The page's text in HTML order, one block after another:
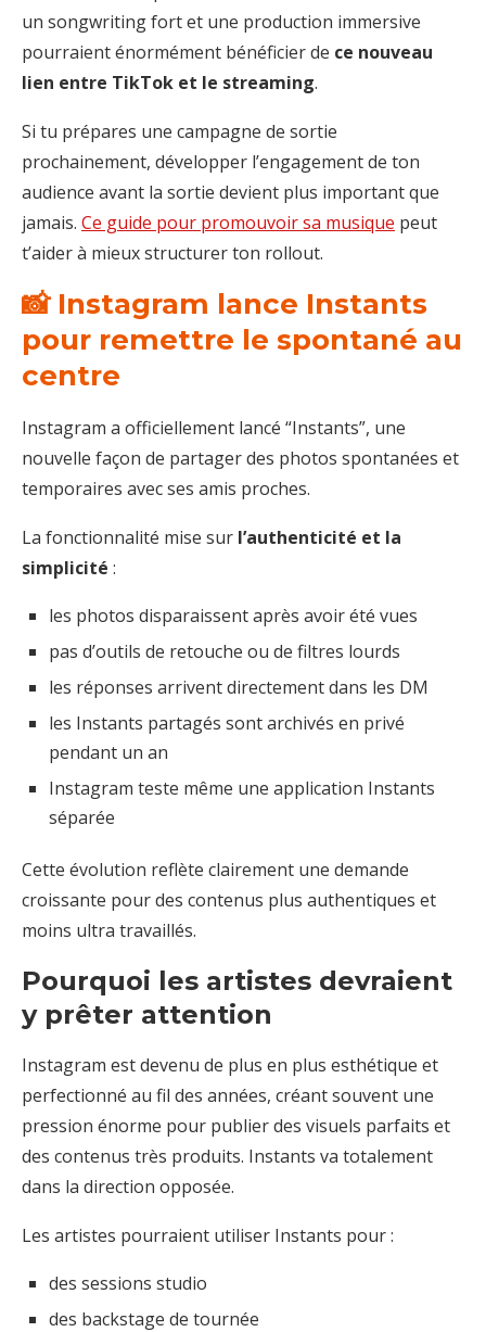
un songwriting fort et une production immersive
pourraient énormément bénéficier de ce nouveau
lien entre TikTok et le streaming.
Si tu prépares une campagne de sortie
prochainement, développer l’engagement de ton
audience avant la sortie devient plus important que
jamais. Ce guide pour promouvoir sa musique peut
t’aider à mieux structurer ton rollout.
📸 Instagram lance Instants
pour remettre le spontané au
centre
Instagram a officiellement lancé “Instants”, une
nouvelle façon de partager des photos spontanées et
temporaires avec ses amis proches.
La fonctionnalité mise sur l’authenticité et la
simplicité :
les photos disparaissent après avoir été vues
pas d’outils de retouche ou de filtres lourds
les réponses arrivent directement dans les DM
les Instants partagés sont archivés en privé
pendant un an
Instagram teste même une application Instants
séparée
Cette évolution reflète clairement une demande
croissante pour des contenus plus authentiques et
moins ultra travaillés.
Pourquoi les artistes devraient
y prêter attention
Instagram est devenu de plus en plus esthétique et
perfectionné au fil des années, créant souvent une
pression énorme pour publier des visuels parfaits et
des contenus très produits. Instants va totalement
dans la direction opposée.
Les artistes pourraient utiliser Instants pour :
des sessions studio
des backstage de tournée